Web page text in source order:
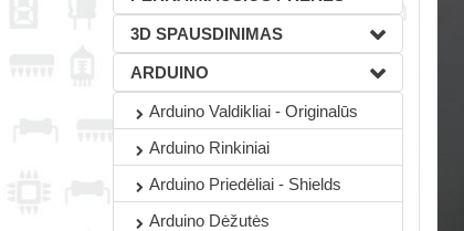
3D SPAUSDINIMAS
ARDUINO
Arduino Valdikliai - Originalūs
Arduino Rinkiniai
Arduino Priedėliai - Shields
Arduino Dėžutės